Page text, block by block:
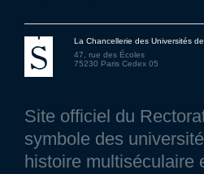
La Chancellerie des Universités
47, rue des Écoles
75230 Paris Cedex 05
Site officiel du
symbole des
histoire multiséculaire